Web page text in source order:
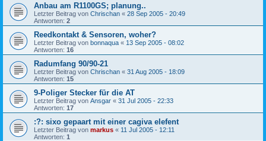
Anbau am R1100GS; planung..
Letzter Beitrag von Chrischan « 28 Sep 2005 - 20:49
Antworten: 2
Reedkontakt & Sensoren, woher?
Letzter Beitrag von bonnaqua « 13 Sep 2005 - 08:02
Antworten: 16
Radumfang 90/90-21
Letzter Beitrag von Chrischan « 31 Aug 2005 - 18:09
Antworten: 15
9-Poliger Stecker für die AT
Letzter Beitrag von Ansgar « 31 Jul 2005 - 22:33
Antworten: 17
:?: sixo gepaart mit einer cagiva elefent
Letzter Beitrag von markus « 11 Jul 2005 - 12:11
Antworten: 1